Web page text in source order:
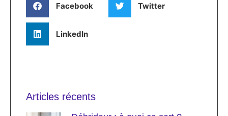
Facebook Twitter
LinkedIn
Articles récents